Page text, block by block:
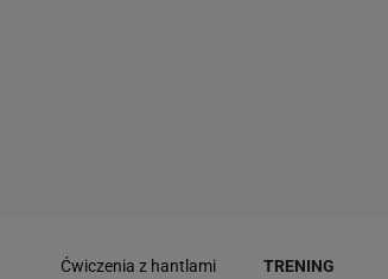
Ćwiczenia z hantlami TRENING